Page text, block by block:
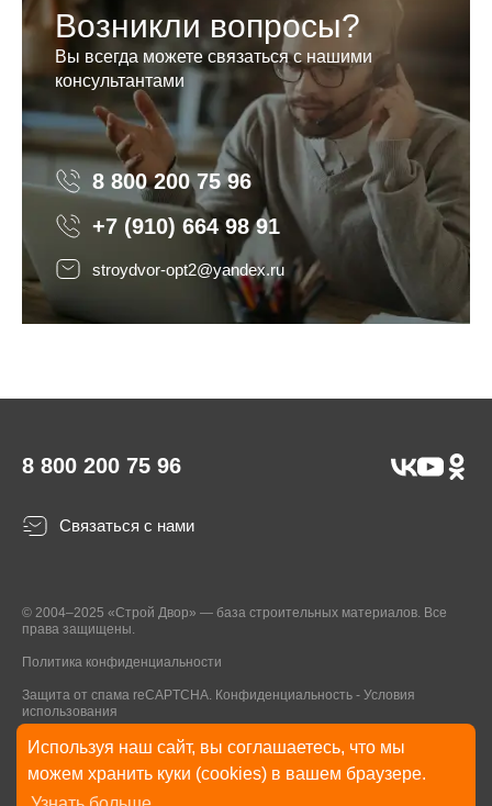
Используя наш сайт, вы соглашаетесь, что мы
можем хранить куки (cookies) в вашем браузере.
Возникли вопросы?
Вы всегда можете связаться с нашими
консультантами
8 800 200 75 96 8 800 200 75 96
+7 (910) 664 98 91
stroydvor-opt2@yandex.ru
8 800 200 75 96
Связаться с нами
© 2004–2025 «Строй Двор» — база строительных материалов. Все
права защищены.
Политика конфиденциальности
Защита от спама reCAPTCHA. Конфиденциальность - Условия
использования
* Указанные на Сайте цены, комплектации, описания и технические
характеристики могут быть изменены в любое время без уведомления